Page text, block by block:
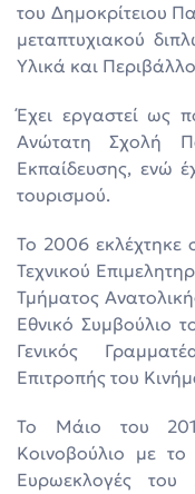
του Δημοκρίτειου
μεταπτυχιακού
Υλικά και
Έχει εργαστεί ως
Ανώτατη Σχολή
Εκπαίδευσης, ενώ
τουρισμού.
Το 2006 εκλέχτηκε
Τεχνικού
Τμήματος
Εθνικό Συμβούλιο
Γενικός
Επιτροπής του
Το Μάιο του
Κοινοβούλιο με
Ευρωεκλογές